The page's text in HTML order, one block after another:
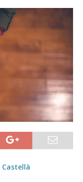
Castellà